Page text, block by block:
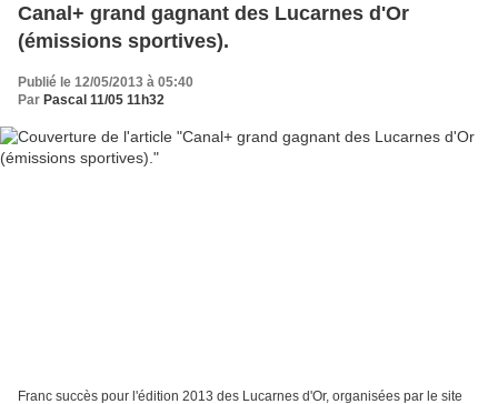
Canal+ grand gagnant des Lucarnes d'Or
(émissions sportives).
Publié le 12/05/2013 à 05:40
Par Pascal 11/05 11h32
Franc succès pour l'édition 2013 des Lucarnes d'Or, organisées par le site